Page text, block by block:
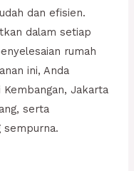
dan efisien.
dalam setiap
rumah
ini, Anda
Jakarta
serta
sempurna.